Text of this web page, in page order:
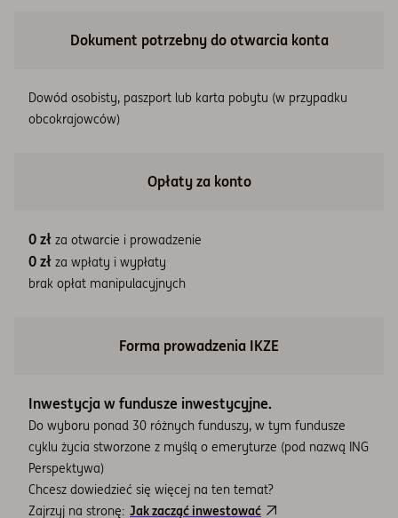
Dokument potrzebny do otwarcia konta
Dowód osobisty, paszport lub karta pobytu (w przypadku
obcokrajowców)
Opłaty za konto
0 zł za otwarcie i prowadzenie
0 zł za wpłaty i wypłaty
brak opłat manipulacyjnych
Forma prowadzenia IKZE
Inwestycja w fundusze inwestycyjne.
Do wyboru ponad 30 różnych funduszy, w tym fundusze
cyklu życia stworzone z myślą o emeryturze (pod nazwą ING
Perspektywa)
Chcesz dowiedzieć się więcej na ten temat?
Zajrzyj na stronę: Jak zacząć inwestować